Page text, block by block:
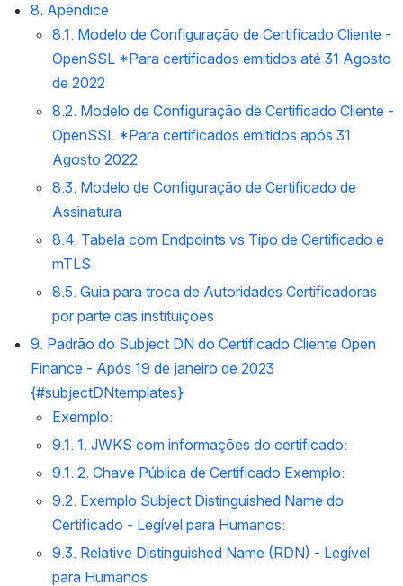
8. Apêndice
8.1. Modelo de Configuração de Certificado Cliente -
OpenSSL *Para certificados emitidos até 31 Agosto
de 2022
8.2. Modelo de Configuração de Certificado Cliente -
OpenSSL *Para certificados emitidos após 31
Agosto 2022
8.3. Modelo de Configuração de Certificado de
Assinatura
8.4. Tabela com Endpoints vs Tipo de Certificado e
mTLS
8.5. Guia para troca de Autoridades Certificadoras
por parte das instituições
9. Padrão do Subject DN do Certificado Cliente Open
Finance - Após 19 de janeiro de 2023
{#subjectDNtemplates}
Exemplo:
9.1. 1. JWKS com informações do certificado:
9.1. 2. Chave Pública de Certificado Exemplo:
9.2. Exemplo Subject Distinguished Name do
Certificado - Legível para Humanos:
9.3. Relative Distinguished Name (RDN) - Legível
para Humanos